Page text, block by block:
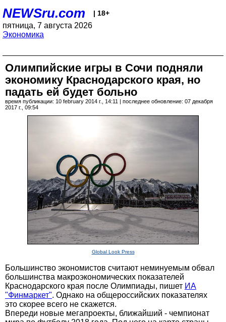
NEWSru.com | 18+
пятница, 7 августа 2026
Экономика
Олимпийские игры в Сочи подняли
экономику Краснодарского края, но
падать ей будет больно
время публикации: 10 february 2014 г., 14:11 | последнее обновление: 07 декабря
2017 г., 09:54
Global Look Press
Большинство экономистов считают неминуемым обвал
большинства макроэкономических показателей
Краснодарского края после Олимпиады, пишет ИА
"Финмаркет". Однако на общероссийских показателях
это скорее всего не скажется.
Впереди новые мегапроекты, ближайший - чемпионат